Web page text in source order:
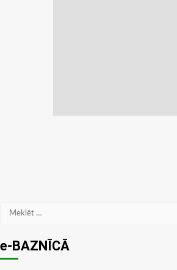
Meklēt:
e-BAZNĪCĀ